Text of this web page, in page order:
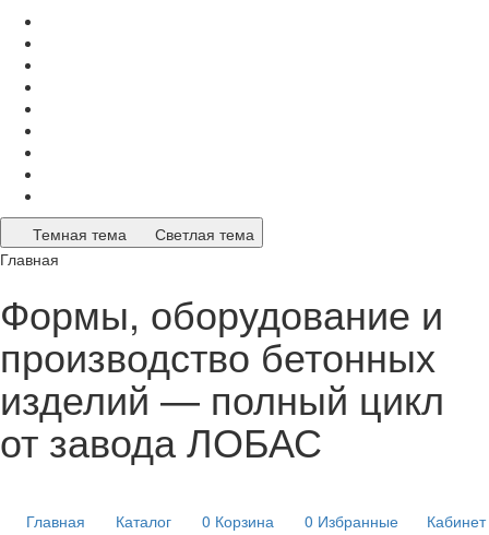
Темная тема
Светлая тема
Главная
Формы, оборудование и
производство бетонных
изделий — полный цикл
от завода ЛОБАС
Главная Каталог 0 Корзина 0 Избранные
Кабинет